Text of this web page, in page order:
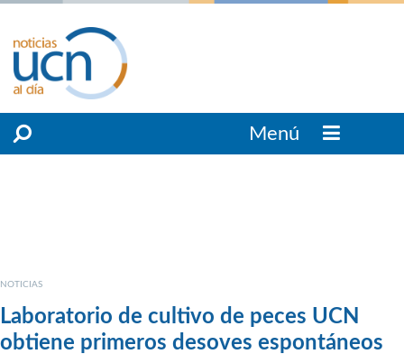
Menú
NOTICIAS
Laboratorio de cultivo de peces UCN
obtiene primeros desoves espontáneos